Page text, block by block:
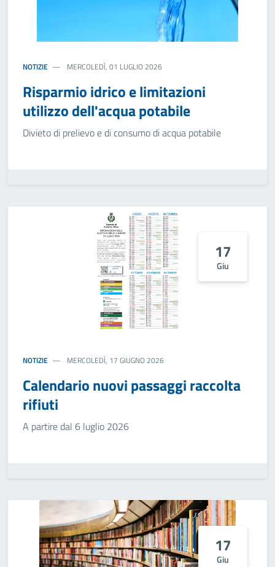
NOTIZIE MERCOLEDÌ, 01 LUGLIO 2026
Risparmio idrico e limitazioni
utilizzo dell'acqua potabile
Divieto di prelievo e di consumo di acqua potabile
17
Giu
NOTIZIE MERCOLEDÌ, 17 GIUGNO 2026
Calendario nuovi passaggi raccolta
rifiuti
A partire dal 6 luglio 2026
17
Giu